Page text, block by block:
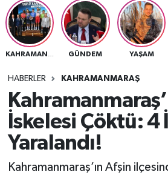
GÜNDEM YAŞAM
HABERLER KAHRAMANMARAŞ
İskelesi Çöktü: 4
Yaralandı!
Kahramanmaraş’ın Afşin
Eğitim
Ekonomi
Güncel
Gündem
Magazin
Politika
Namaz Vakitleri
Trafik Durumu
Süper Lig Puan Durumu ve
Tüm Manşetler
Son Dakika Haberleri
Haber Arşivi